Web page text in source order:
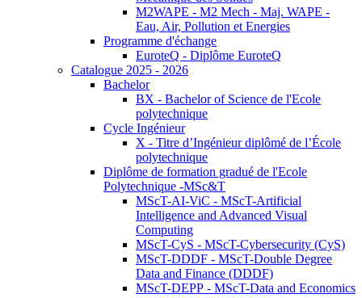
M2WAPE - M2 Mech - Maj. WAPE -
Eau, Air, Pollution et Energies
Programme d'échange
EuroteQ - Diplôme EuroteQ
Catalogue 2025 - 2026
Bachelor
BX - Bachelor of Science de l'Ecole
polytechnique
Cycle Ingénieur
X - Titre d’Ingénieur diplômé de l’École
polytechnique
Diplôme de formation gradué de l'Ecole
Polytechnique -MSc&T
MScT-AI-ViC - MScT-Artificial
Intelligence and Advanced Visual
Computing
MScT-CyS - MScT-Cybersecurity (CyS)
MScT-DDDF - MScT-Double Degree
Data and Finance (DDDF)
MScT-DEPP - MScT-Data and Economics